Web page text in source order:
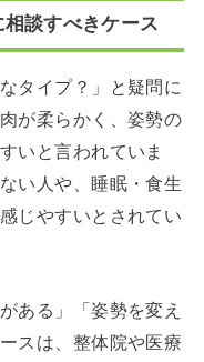
談すべきケース
タイプ？」と疑問に
が柔らかく、姿勢の
いと言われていま
い人や、睡眠・食生
じやすいとされてい
ある」「姿勢を変え
スは、整体院や医療